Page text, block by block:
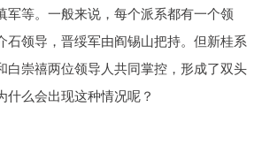
军等。一般来说，每个派系都有一个领
石领导，晋绥军由阎锡山把持。但新桂系
白崇禧两位领导人共同掌控，形成了双头
什么会出现这种情况呢？